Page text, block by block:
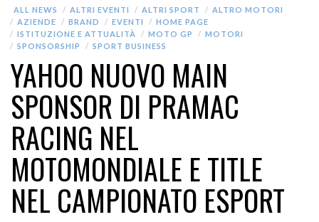
ALL NEWS ALTRI EVENTI ALTRI SPORT
ALTRO MOTORI
AZIENDE
BRAND EVENTI
HOME PAGE
ISTITUZIONE E ATTUALITÀ
MOTO GP
MOTORI
SPONSORSHIP
SPORT BUSINESS
YAHOO NUOVO MAIN
SPONSOR DI PRAMAC
RACING NEL
MOTOMONDIALE E TITLE
NEL CAMPIONATO ESPORT